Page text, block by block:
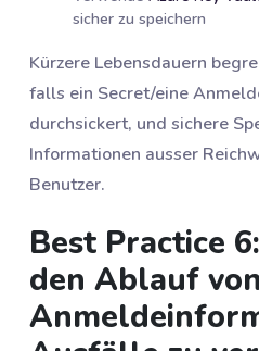
sicher zu speichern
Kürzere Lebensdauern
falls ein Secret/eine
durchsickert, und sichere
Informationen ausser
Benutzer.
Best Practice
den Ablauf von